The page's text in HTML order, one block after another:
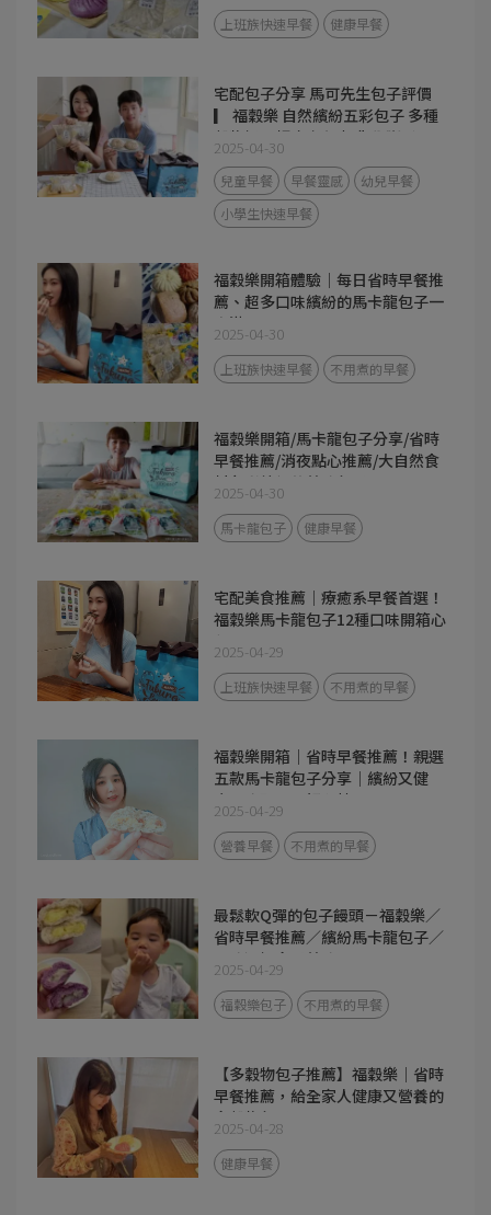
上班族快速早餐 健康早餐
宅配包子分享 馬可先生包子評價
▎ 福穀樂 自然繽紛五彩包子 多種
穀物揉入麵皮 無添加化學膨鬆
劑、發粉、人工色素， 真心推薦
給想吃得安心又想滿足味蕾的你！
2025-04-30
兒童早餐 早餐靈感
幼兒早餐
小學生快速早餐
福穀樂開箱體驗｜每日省時早餐推
薦、超多口味繽紛的馬卡龍包子一
次滿足！
2025-04-30
上班族快速早餐 不用煮的早餐
福穀樂開箱/馬卡龍包子分享/省時
早餐推薦/消夜點心推薦/大自然食
材色彩繽紛的美味包子
2025-04-30
馬卡龍包子 健康早餐
宅配美食推薦｜療癒系早餐首選！
福穀樂馬卡龍包子12種口味開箱心
2025-04-29
上班族快速早餐 不用煮的早餐
福穀樂開箱｜省時早餐推薦！親選
五款馬卡龍包子分享｜繽紛又健
康，喚醒早晨好心情！
2025-04-29
營養早餐 不用煮的早餐
最鬆軟Q彈的包子饅頭－福穀樂／
省時早餐推薦／繽紛馬卡龍包子／
口味選擇多又美味
2025-04-29
福穀樂包子 不用煮的早餐
【多穀物包子推薦】福穀樂｜省時
早餐推薦，給全家人健康又營養的
多穀物包子！
2025-04-28
健康早餐